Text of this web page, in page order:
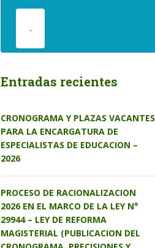
.
Entradas recientes
CRONOGRAMA Y PLAZAS VACANTES
PARA LA ENCARGATURA DE
ESPECIALISTAS DE EDUCACION –
2026
PROCESO DE RACIONALIZACION
2026 EN EL MARCO DE LA LEY N°
29944 – LEY DE REFORMA
MAGISTERIAL (PUBLICACION DEL